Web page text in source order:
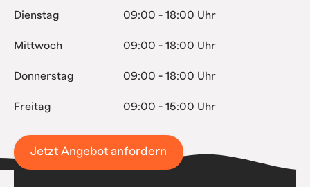
Dienstag 09:00 - 18:00 Uhr
Mittwoch 09:00 - 18:00 Uhr
Donnerstag 09:00 - 18:00 Uhr
Freitag 09:00 - 15:00 Uhr
Jetzt Angebot anfordern